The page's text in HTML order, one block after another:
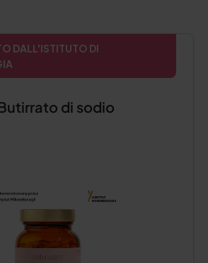
DALL'ISTITUTO DI
di sodio